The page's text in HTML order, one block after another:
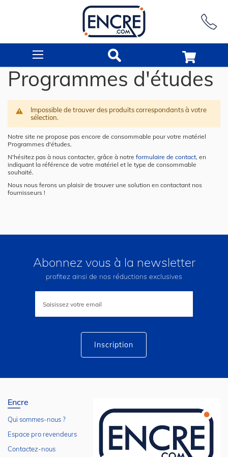
Programmes d'études
Impossible de trouver des produits correspondants à votre
sélection.
Notre site ne propose pas encore de consommable pour votre matériel
Programmes d'études.
N'hésitez pas à nous contacter, grâce à notre formulaire de contact, en
indiquant la référence de votre matériel et le type de consommable
souhaité.
Nous nous ferons un plaisir de trouver une solution en contactant nos
fournisseurs !
Abonnez vous à la newsletter
profitez ainsi de nos réductions exclusives
lettre
Inscription
Encre
Qui sommes-nous ?
Espace pro revendeurs
Contactez-nous